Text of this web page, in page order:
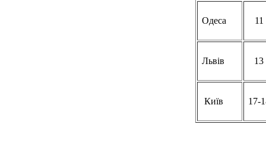
Одеса 11
Львів 13
Київ 17-